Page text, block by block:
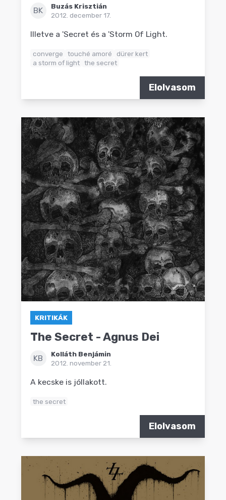
BK
Buzás Krisztián
2012. december 17.
Illetve a 'Secret és a 'Storm Of Light.
converge touché amoré
dürer kert
a storm of light the secret
Elolvasom
KRITIKÁK
The Secret - Agnus Dei
KB
Kolláth Benjámin
2012. november 21.
A kecske is jóllakott.
the secret
Elolvasom